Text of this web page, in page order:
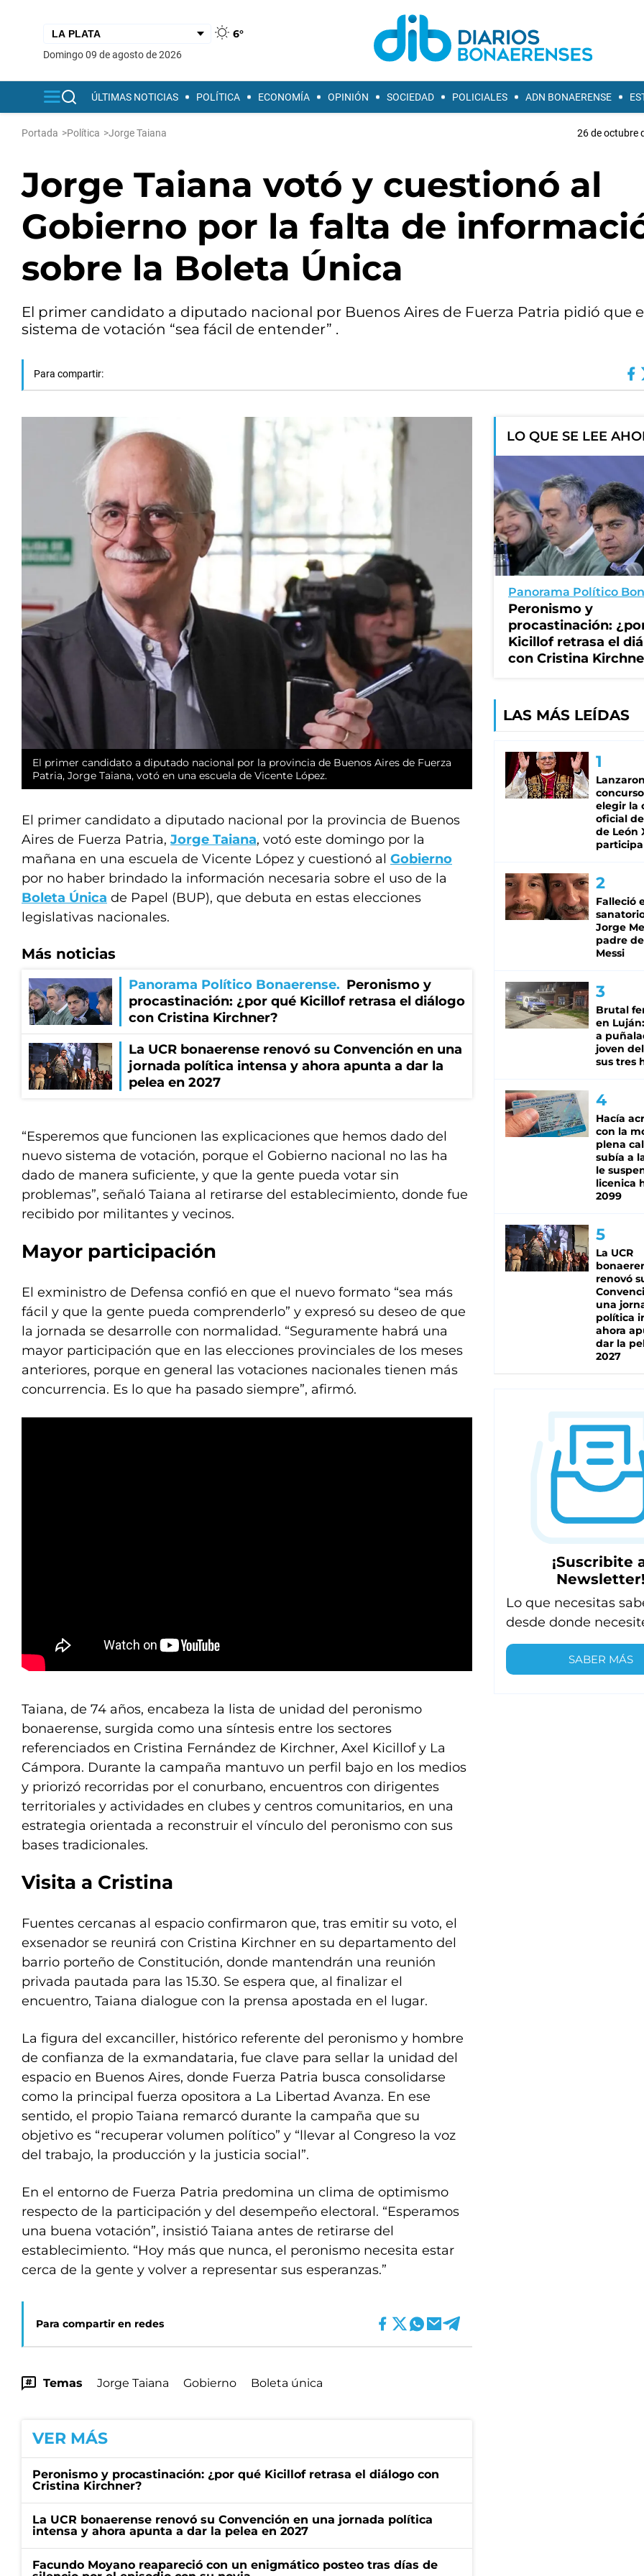
6°
domingo 09 de agosto de 2026
ÚLTIMAS NOTICIAS POLÍTICA ECONOMÍA OPINIÓN SOCIEDAD POLICIALES ADN BONAERENSE
Portada >Política >Jorge Taiana 26 de octubre
Jorge Taiana votó y cuestionó al
Gobierno por la falta de
sobre la Boleta Única
El primer candidato a diputado nacional por Buenos Aires de Fuerza Patria pidió que
sistema de votación “sea fácil de entender” .
Para compartir:
El primer candidato a diputado nacional por la provincia de Buenos Aires de Fuerza
Patria, Jorge Taiana, votó en una escuela de Vicente López.
El primer candidato a diputado nacional por la provincia de Buenos
Aires de Fuerza Patria, Jorge Taiana, votó este domingo por la
mañana en una escuela de Vicente López y cuestionó al Gobierno
por no haber brindado la información necesaria sobre el uso de la
Boleta Única de Papel (BUP), que debuta en estas elecciones
legislativas nacionales.
Más noticias
Panorama Político Bonaerense
Peronismo y
procastinación: ¿por qué Kicillof retrasa el diálogo
con Cristina Kirchner?
La UCR bonaerense renovó su Convención en una
jornada política intensa y ahora apunta a dar la
pelea en 2027
“Esperemos que funcionen las explicaciones que hemos dado del
nuevo sistema de votación, porque el Gobierno nacional no las ha
dado de manera suficiente, y que la gente pueda votar sin
problemas”, señaló Taiana al retirarse del establecimiento, donde fue
recibido por militantes y vecinos.
Mayor participación
El exministro de Defensa confió en que el nuevo formato “sea más
fácil y que la gente pueda comprenderlo” y expresó su deseo de que
la jornada se desarrolle con normalidad. “Seguramente habrá una
mayor participación que en las elecciones provinciales de los meses
anteriores, porque en general las votaciones nacionales tienen más
concurrencia. Es lo que ha pasado siempre”, afirmó.
Taiana, de 74 años, encabeza la lista de unidad del peronismo
bonaerense, surgida como una síntesis entre los sectores
referenciados en Cristina Fernández de Kirchner, Axel Kicillof y La
Cámpora. Durante la campaña mantuvo un perfil bajo en los medios
y priorizó recorridas por el conurbano, encuentros con dirigentes
territoriales y actividades en clubes y centros comunitarios, en una
estrategia orientada a reconstruir el vínculo del peronismo con sus
bases tradicionales.
Visita a Cristina
Fuentes cercanas al espacio confirmaron que, tras emitir su voto, el
exsenador se reunirá con Cristina Kirchner en su departamento del
barrio porteño de Constitución, donde mantendrán una reunión
privada pautada para las 15.30. Se espera que, al finalizar el
encuentro, Taiana dialogue con la prensa apostada en el lugar.
La figura del excanciller, histórico referente del peronismo y hombre
de confianza de la exmandataria, fue clave para sellar la unidad del
espacio en Buenos Aires, donde Fuerza Patria busca consolidarse
como la principal fuerza opositora a La Libertad Avanza. En ese
sentido, el propio Taiana remarcó durante la campaña que su
objetivo es “recuperar volumen político” y “llevar al Congreso la voz
del trabajo, la producción y la justicia social”.
En el entorno de Fuerza Patria predomina un clima de optimismo
respecto de la participación y del desempeño electoral. “Esperamos
una buena votación”, insistió Taiana antes de retirarse del
establecimiento. “Hoy más que nunca, el peronismo necesita estar
cerca de la gente y volver a representar sus esperanzas.”
Para compartir en redes
Temas Jorge Taiana Gobierno Boleta única
VER MÁS
Peronismo y procastinación: ¿por qué Kicillof retrasa el diálogo con
Cristina Kirchner?
La UCR bonaerense renovó su Convención en una jornada política
intensa y ahora apunta a dar la pelea en 2027
Facundo Moyano reapareció con un enigmático posteo tras días de
LO QUE SE LEE
Panorama Político
Peronismo y
procastinación:
Kicillof retrasa el
con Cristina
LAS MÁS LEÍDAS
elegir la
oficial
de León
Falleció
Jorge
padre
Messi
Brutal
en
a
joven
sus tres
Hacía
con la
plena
subía a
le
licenica
2099
La UCR
renovó
una
política
ahora
dar la
2027
¡Suscribite
Lo que necesitas
desde donde
SABER MÁS